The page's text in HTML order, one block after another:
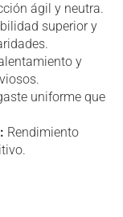
ágil y neutra.
superior y
y
uniforme que
Rendimiento